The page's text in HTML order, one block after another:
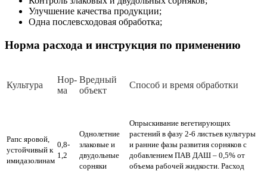
Улучшение качества продукции;
Одна послевсходовая обработка;
Норма расхода и инструкция по применению
Куль­ту­ра
Нор­
ма
Вред­ный
объ­ект
Спо­соб и вре­мя об­ра­бот­ки
Рапс яровой,
устойчивый к
имидазолинам
0,8-
1,2
Однолетние
злаковые и
двудольные
сорняки
Опрыскивание вегетирующих
растений в фазу 2-6 листьев культуры
и ранние фазы развития сорняков с
добавлением ПАВ ДАШ – 0,5% от
объема рабочей жидкости. Расход